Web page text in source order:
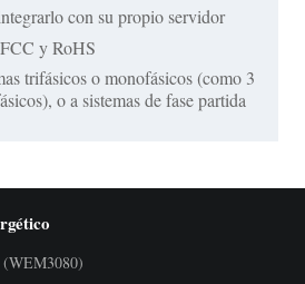
con su propio servidor
y RoHS
trifásicos o monofásicos (como 3
o a sistemas de fase partida